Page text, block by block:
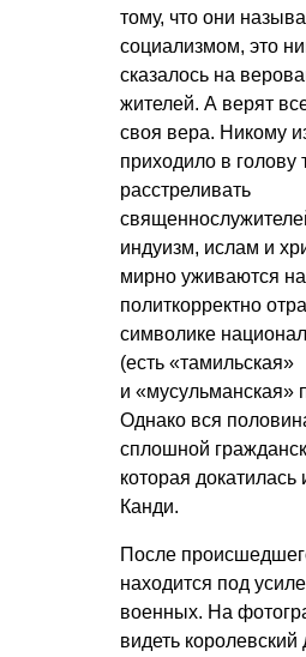
тому, что они
социализмом, это
сказалось на
жителей. А верят
своя вера. Никому
приходило в голову
расстреливать
индуизм, ислам и
мирно уживаются
политкорректно
символике
(есть «тамильская»
и «мусульманская»
Однако вся
сплошной
которая докатилась
Канди.
После
находится под
военных. На
видеть королевский